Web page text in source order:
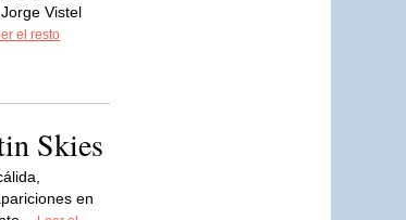
Vistel
el resto
Skies
en